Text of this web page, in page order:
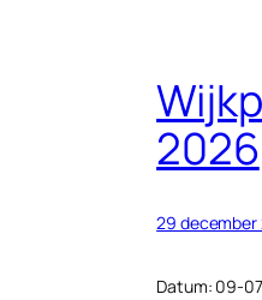
2026
29 december
Datum: 09-